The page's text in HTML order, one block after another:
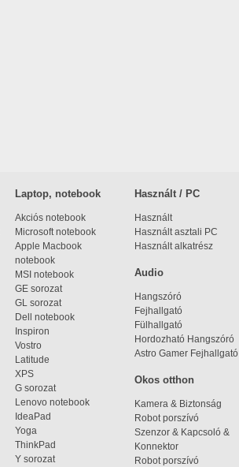
Laptop, notebook
Akciós notebook
Microsoft notebook
Apple Macbook
notebook
MSI notebook
GE sorozat
GL sorozat
Dell notebook
Inspiron
Vostro
Latitude
XPS
G sorozat
Lenovo notebook
IdeaPad
Yoga
ThinkPad
Y sorozat
Használt / PC
Használt
Használt asztali PC
Használt alkatrész
Audio
Hangszóró
Fejhallgató
Fülhallgató
Hordozható Hangszóró
Astro Gamer Fejhallgató
Okos otthon
Kamera & Biztonság
Robot porszívó
Szenzor & Kapcsoló &
Konnektor
Robot porszívó